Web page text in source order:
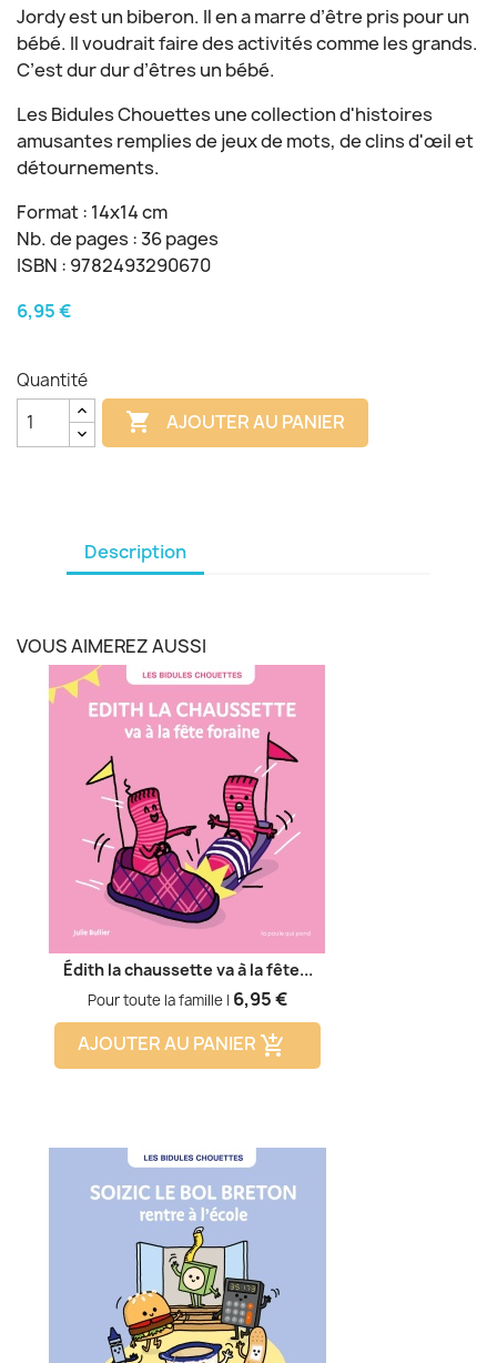
Jordy est un biberon. Il en a marre d’être pris pour un
bébé. Il voudrait faire des activités comme les grands.
C’est dur dur d’êtres un bébé.
Les Bidules Chouettes une collection d'histoires
amusantes remplies de jeux de mots, de clins d'œil et
détournements.
Format : 14x14 cm
Nb. de pages : 36 pages
ISBN : 9782493290670
6,95 €
Quantité
 AJOUTER AU PANIER
Description
VOUS AIMEREZ AUSSI
Édith la chaussette va à la fête...
Pour toute la famille | Prix
6,95 €
AJOUTER AU PANIER add_shopping_cart